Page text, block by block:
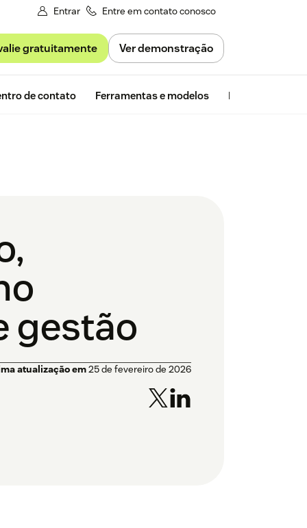
Entrar Entre em contato conosco
gratuitamente Ver demonstração
de contato Ferramentas e modelos Insights da
gestão
atualização em25 de fevereiro de 2026